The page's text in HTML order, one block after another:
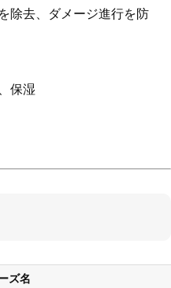
除去、ダメージ進行を防
保湿
ズ名